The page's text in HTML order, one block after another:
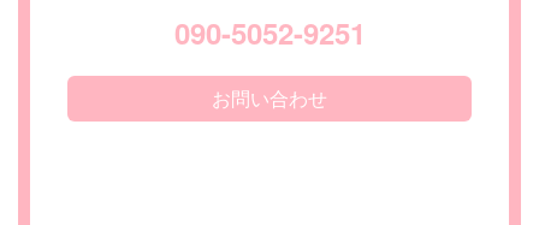
090-5052-9251
お問い合わせ